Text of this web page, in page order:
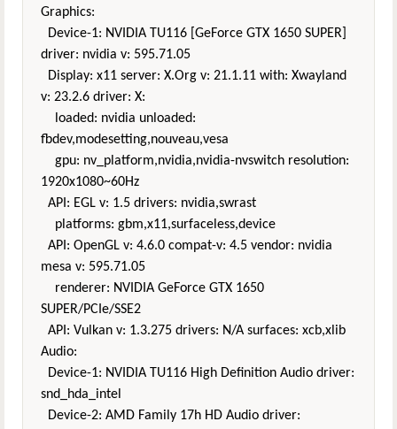
Graphics:
Device-1: NVIDIA TU116 [GeForce GTX 1650 SUPER]
driver: nvidia v: 595.71.05
Display: x11 server: X.Org v: 21.1.11 with: Xwayland
v: 23.2.6 driver: X:
loaded: nvidia unloaded:
fbdev,modesetting,nouveau,vesa
gpu: nv_platform,nvidia,nvidia-nvswitch resolution:
1920x1080~60Hz
API: EGL v: 1.5 drivers: nvidia,swrast
platforms: gbm,x11,surfaceless,device
API: OpenGL v: 4.6.0 compat-v: 4.5 vendor: nvidia
mesa v: 595.71.05
renderer: NVIDIA GeForce GTX 1650
SUPER/PCIe/SSE2
API: Vulkan v: 1.3.275 drivers: N/A surfaces: xcb,xlib
Audio:
Device-1: NVIDIA TU116 High Definition Audio driver:
snd_hda_intel
Device-2: AMD Family 17h HD Audio driver: